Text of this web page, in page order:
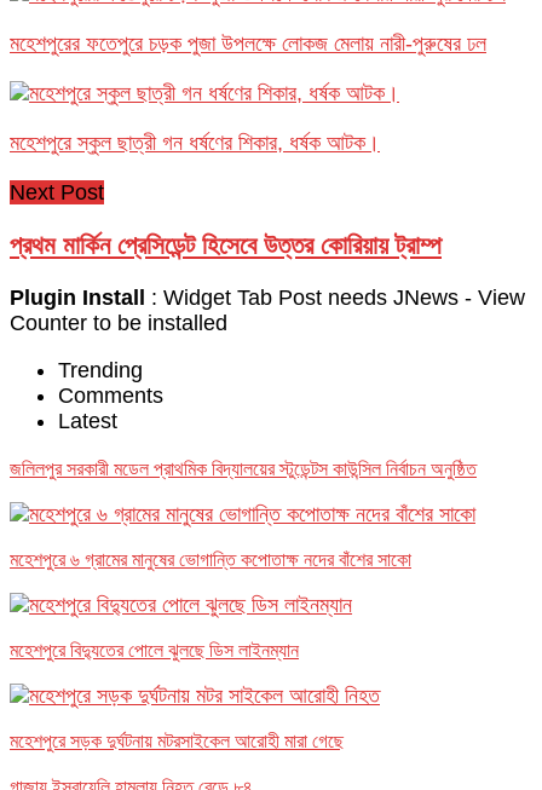
মহেশপুরের ফতেপুরে চড়ক পুজা উপলক্ষে লোকজ মেলায় নারী-পুরুষের ঢল
মহেশপুরে স্কুল ছাত্রী গন ধর্ষণের শিকার, ধর্ষক আটক।
Next Post
প্রথম মার্কিন প্রেসিডেন্ট হিসেবে উত্তর কোরিয়ায় ট্রাম্প
Plugin Install : Widget Tab Post needs JNews - View
Counter to be installed
Trending
Comments
Latest
জলিলপুর সরকারী মডেল প্রাথমিক বিদ্যালয়ের স্টুডেন্টস কাউন্সিল নির্বাচন অনুষ্ঠিত
মহেশপুরে ৬ গ্রামের মানুষের ভোগান্তি কপোতাক্ষ নদের বাঁশের সাকো
মহেশপুরে বিদ্যুতের পোলে ঝুলছে ডিস লাইনম্যান
মহেশপুরে সড়ক দুর্ঘটনায় মটরসাইকেল আরোহী মারা গেছে